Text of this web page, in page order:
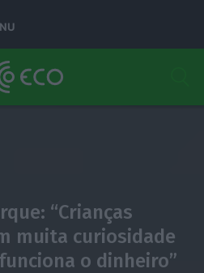
“Crianças
muita curiosidade
o dinheiro”